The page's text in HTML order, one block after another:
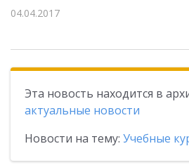
04.04.2017
Эта новость находится в
актуальные новости
Новости на тему: Учебные